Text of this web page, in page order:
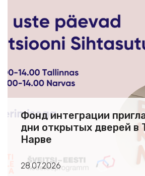
Фонд интеграции
дни открытых дверей в
Нарве
28.07.2026